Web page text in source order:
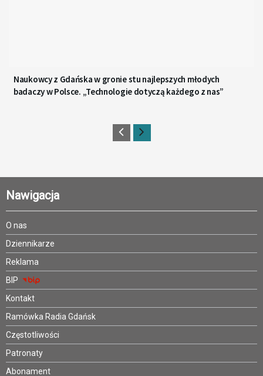
Naukowcy z Gdańska w gronie stu najlepszych młodych
badaczy w Polsce. „Technologie dotyczą każdego z nas”
Nawigacja
O nas
Dziennikarze
Reklama
BIP
Kontakt
Ramówka Radia Gdańsk
Częstotliwości
Patronaty
Abonament